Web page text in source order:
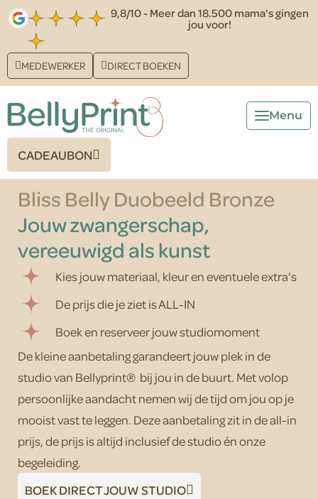
9,8/10 - Meer dan 18.500 mama's gingen
jou voor!
MEDEWERKER DIRECT BOEKEN
CADEAUBON
Bliss Belly Duobeeld Bronze
Jouw zwangerschap,
vereeuwigd als kunst
Kies jouw materiaal, kleur en eventuele extra's
De prijs die je ziet is ALL-IN
Boek en reserveer jouw studiomoment
De kleine aanbetaling garandeert jouw plek in de
studio van Bellyprint® bij jou in de buurt. Met volop
persoonlijke aandacht nemen wij de tijd om jou op je
mooist vast te leggen. Deze aanbetaling zit in de all-in
prijs, de prijs is altijd inclusief de studio én onze
begeleiding.
BOEK DIRECT JOUW STUDIO